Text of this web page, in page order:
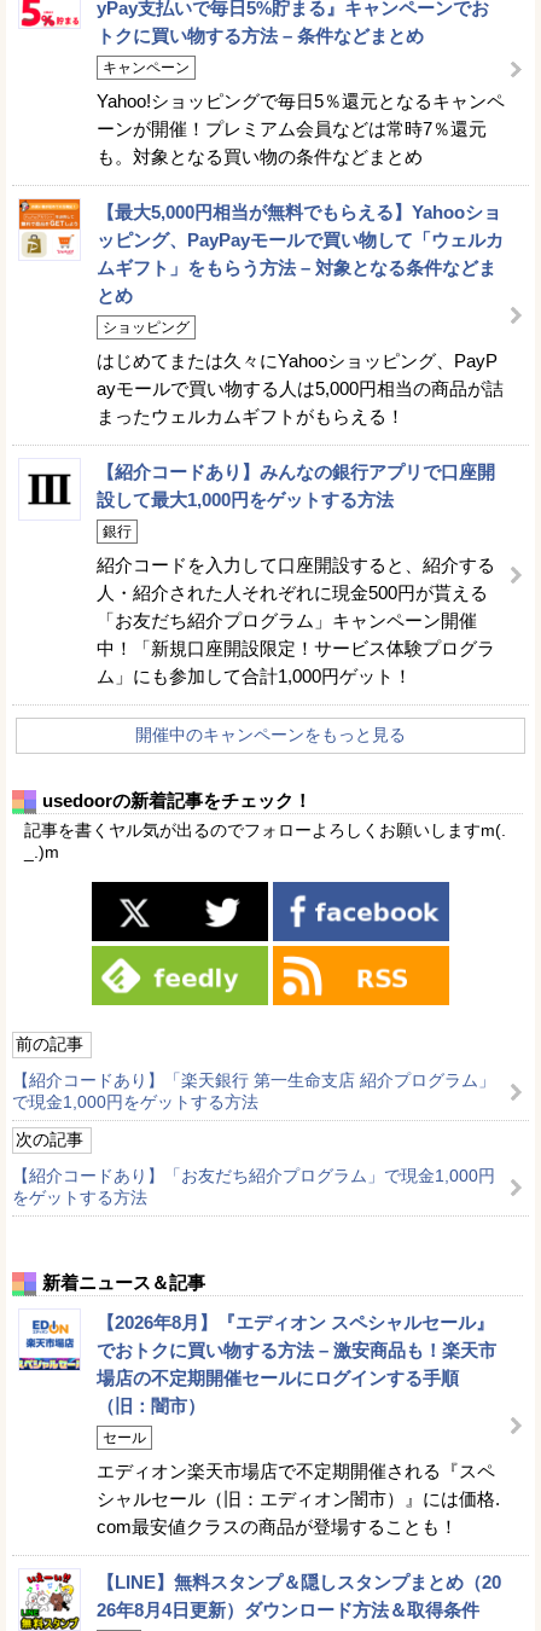
yPay支払いで毎日5%貯まる』キャンペーンでお
トクに買い物する方法 – 条件などまとめ
キャンペーン
Yahoo!ショッピングで毎日5％還元となるキャンペ
ーンが開催！プレミアム会員などは常時7％還元
も。対象となる買い物の条件などまとめ
【最大5,000円相当が無料でもらえる】Yahooショ
ッピング、PayPayモールで買い物して「ウェルカ
ムギフト」をもらう方法 – 対象となる条件などま
とめ
ショッピング
はじめてまたは久々にYahooショッピング、PayP
ayモールで買い物する人は5,000円相当の商品が詰
まったウェルカムギフトがもらえる！
【紹介コードあり】みんなの銀行アプリで口座開
設して最大1,000円をゲットする方法
銀行
紹介コードを入力して口座開設すると、紹介する
人・紹介された人それぞれに現金500円が貰える
「お友だち紹介プログラム」キャンペーン開催
中！「新規口座開設限定！サービス体験プログラ
ム」にも参加して合計1,000円ゲット！
開催中のキャンペーンをもっと見る
usedoorの新着記事をチェック！
記事を書くヤル気が出るのでフォローよろしくお願いしますm(.
_.)m
前の記事
【紹介コードあり】「楽天銀行 第一生命支店 紹介プログラム」
で現金1,000円をゲットする方法
次の記事
【紹介コードあり】「お友だち紹介プログラム」で現金1,000円
をゲットする方法
新着ニュース＆記事
【2026年8月】『エディオン スペシャルセール』
でおトクに買い物する方法 – 激安商品も！楽天市
場店の不定期開催セールにログインする手順
（旧：闇市）
セール
エディオン楽天市場店で不定期開催される『スペ
シャルセール（旧：エディオン闇市）』には価格.
com最安値クラスの商品が登場することも！
【LINE】無料スタンプ＆隠しスタンプまとめ（20
26年8月4日更新）ダウンロード方法＆取得条件